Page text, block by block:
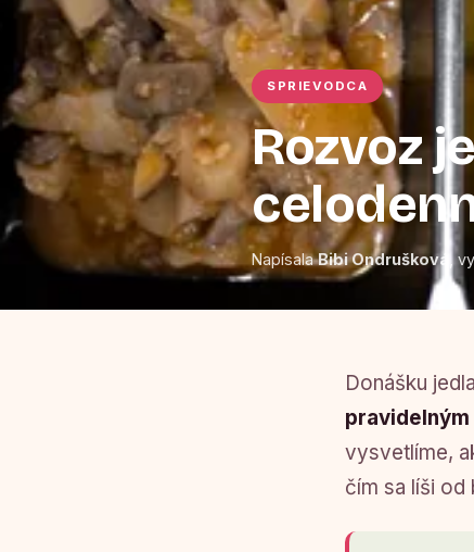
SPRIEVODCA
Rozvoz
NapísalaBibi Ondrušková ,
Donášku
vysvetlíme,
čím sa líši od